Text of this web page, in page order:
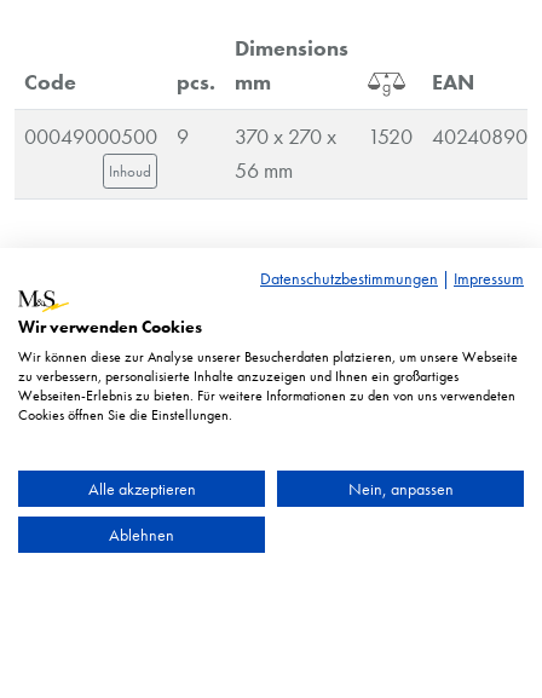
Code pcs.
Dimensions
mm
EAN
00049000500
Inhoud
9
370 x 270 x
56 mm
1520
RRP* = adviesprijs. Prijzen weergegeven in euro’s excl.
btw.
Afbeelding vergelijkbaar. Technische wijzigingen voorbehouden.
Datenschutzbestimmungen | Impressum
Wir verwenden Cookies
Wir können diese zur Analyse unserer Besucherdaten platzieren, um unsere Webseite
zu verbessern, personalisierte Inhalte anzuzeigen und Ihnen ein großartiges
Webseiten-Erlebnis zu bieten. Für weitere Informationen zu den von uns verwendeten
Cookies öffnen Sie die Einstellungen.
Alle akzeptieren Nein, anpassen
Ablehnen